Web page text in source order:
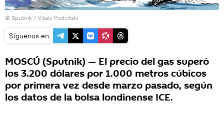
© Sputnik / Vitaly Podvitski
Síguenos en
MOSCÚ (Sputnik) — El precio del gas superó
los 3.200 dólares por 1.000 metros cúbicos
por primera vez desde marzo pasado, según
los datos de la bolsa londinense ICE.